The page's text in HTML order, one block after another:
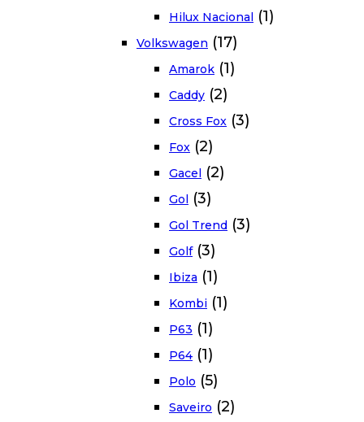
Hilux Nacional (1)
Volkswagen (17)
Amarok (1)
Caddy (2)
Cross Fox (3)
Fox (2)
Gacel (2)
Gol (3)
Gol Trend (3)
Golf (3)
Ibiza (1)
Kombi (1)
P63 (1)
P64 (1)
Polo (5)
Saveiro (2)